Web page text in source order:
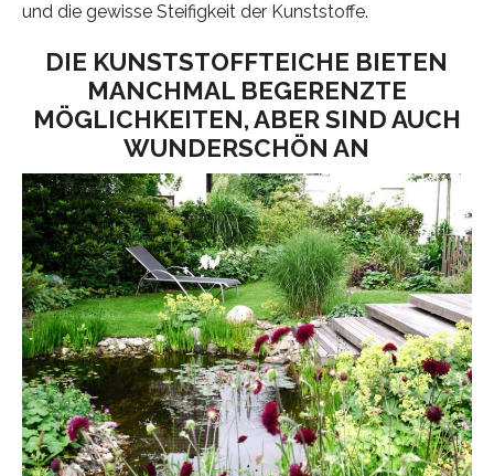
und die gewisse Steifigkeit der Kunststoffe.
DIE KUNSTSTOFFTEICHE BIETEN
MANCHMAL BEGERENZTE
MÖGLICHKEITEN, ABER SIND AUCH
WUNDERSCHÖN AN